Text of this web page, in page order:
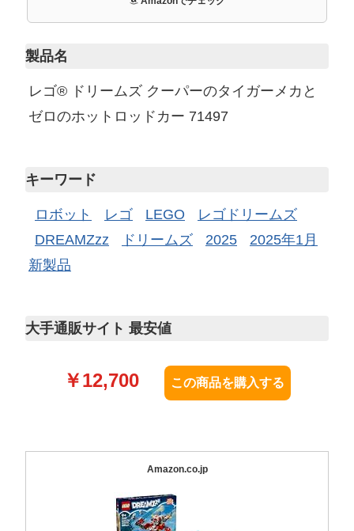
製品名
レゴ® ドリームズ クーパーのタイガーメカと
ゼロのホットロッドカー 71497
キーワード
ロボット レゴ LEGO
レゴドリームズ
DREAMZzz
ドリームズ 2025
2025年1月
新製品
大手通販サイト 最安値
￥12,700
Amazon.co.jp